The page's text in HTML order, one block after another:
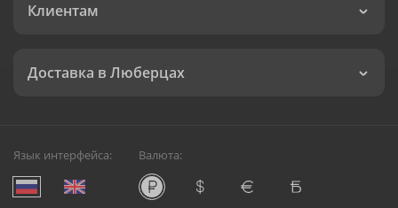
Клиентам
Доставка в Люберцах
Язык интерфейса: Валюта: